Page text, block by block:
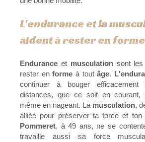
L'endurance et la
aident à rester en forme
Endurance et musculation sont
rester enformeà toutâge.
continuer à bouger
distances, que ce soit en courant,
même en nageant. La musculation,
alliée pour préserver ta force et ton
Pommeret, à 49 ans, ne se
travaille aussi sa force